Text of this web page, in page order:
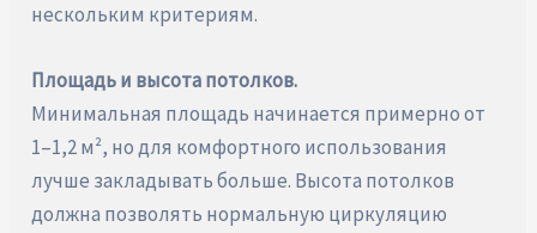
нескольким критериям.
Площадь и высота потолков.
Минимальная площадь начинается примерно от
1–1,2 м², но для комфортного использования
лучше закладывать больше. Высота потолков
должна позволять нормальную циркуляцию